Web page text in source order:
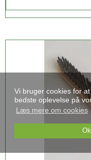
Vi bruger cookies for
bedste oplevelse på
Læs mere om cookies
Ok